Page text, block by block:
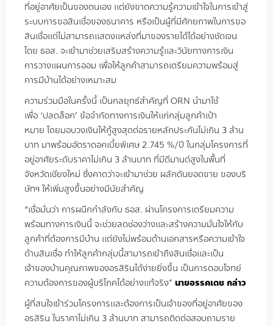
ที่อยู่อาศัยเป็นของตนเอง แต่ยังขาดความรู้ความเข้าใจในการเข้าสู่
ระบบการขอสินเชื่อของธนาคาร หรือเป็นผู้ที่มีศักยภาพในการขอ
สินเชื่อแต่ไม่สามารถแสดงแหล่งที่มาของรายได้ได้อย่างชัดเจน
โดย ธอส. จะเข้ามาช่วยเสริมสร้างความรู้และวินัยทางการเงิน
การวางแผนการออม เพื่อให้ลูกค้าสามารถเตรียมความพร้อมสู่
การมีบ้านได้อย่างเหมาะสม
ความร่วมมือในครั้งนี้ เป็นกลยุทธ์สำคัญที่ ORN นำมาใช้
เพื่อ ‘ปลดล็อก’ ข้อจำกัดทางการเงินให้แก่กลุ่มลูกค้าเป้า
หมาย โดยมอบวงเงินให้กู้สูงสุดต่อรายหลักประกันไม่เกิน 3 ล้าน
บาท มาพร้อมอัตราดอกเบี้ยพิเศษ 2.745 %/ปี ในกลุ่มโครงการที่
อยู่อาศัยระดับราคาไม่เกิน 3 ล้านบาท ที่มีดีมานด์สูงในพื้นที่
จังหวัดเชียงใหม่ ซึ่งคาดว่าจะเข้ามาช่วย ผลักดันยอดขาย ของบริ
ษัทฯ ให้เพิ่มสูงขึ้นอย่างมีนัยสำคัญ
“เชื่อมั่นว่า การผนึกกำลังกับ ธอส. ผ่านโครงการเตรียมความ
พร้อมทางการเงินนี้ จะช่วยลดช่องว่างและสร้างความมั่นใจให้กับ
ลูกค้าที่ต้องการมีบ้าน แต่ยังไม่พร้อมด้านเอกสารหรือความเข้าใจ
ด้านสินเชื่อ ทำให้ลูกค้ากลุ่มนี้สามารถเข้าถึงสินเชื่อและเป็น
เจ้าของบ้านคุณภาพของอรสิรินได้ง่ายยิ่งขึ้น เป็นการตอบโจทย์
ความต้องการของผู้บริโภคได้อย่างแท้จริง” นายอรรคเดช กล่าว
ผู้ที่สนใจเข้าร่วมโครงการและต้องการเป็นเจ้าของที่อยู่อาศัยของ
อรสิริน ในราคาไม่เกิน 3 ล้านบาท สามารถติดต่อสอบถามราย